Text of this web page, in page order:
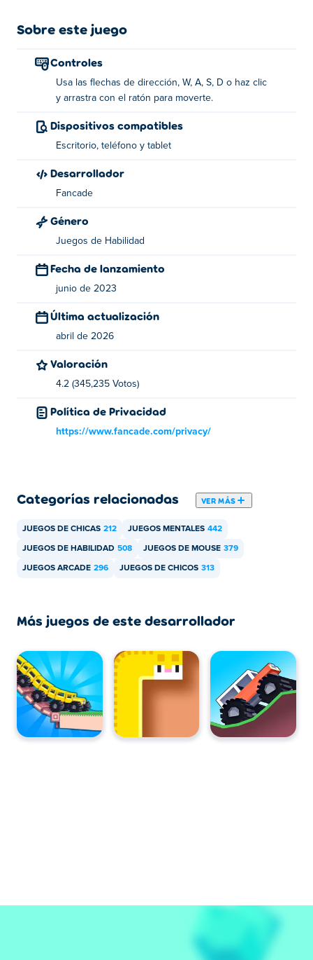
así que ve hasta dónde puedes llegar y no lo olvides, ¡no
¿Cómo jugar a Gobble?
Movimiento: ¡Utiliza las teclas de flecha, WASD o
haz clic y arrastra con el mouse para moverte!
¿Quién creó a Gobble?
Gobble es una creación de Fancade. Juega a sus otros
juegos en Poki:
¿Cómo puedo jugar Gobble gratis?
Puedes jugar a Gobble gratis en Poki.
y computadoras de escritorio?
móviles como teléfonos y tabletas.
Sobre este juego
Controles
Usa las flechas de dirección, W, A, S, D o haz clic
y arrastra con el ratón para moverte.
Dispositivos compatibles
Escritorio, teléfono y tablet
Desarrollador
Fancade
Género
Juegos de Habilidad
Fecha de lanzamiento
junio de 2023
Última actualización
abril de 2026
Valoración
4.2 (345,235 Votos)
Política de Privacidad
https://www.fancade.com/privacy/
Categorías relacionadas VER MÁS
JUEGOS DE CHICAS 212 JUEGOS MENTALES 442
JUEGOS DE HABILIDAD 508 JUEGOS DE MOUSE 379
JUEGOS ARCADE 296 JUEGOS DE CHICOS 313
Más juegos de este desarrollador